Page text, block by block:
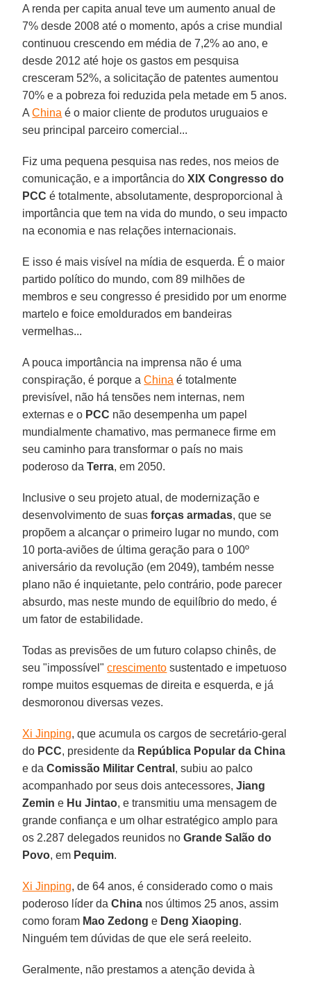
A renda per capita anual teve um aumento anual de
7% desde 2008 até o momento, após a crise mundial
continuou crescendo em média de 7,2% ao ano, e
desde 2012 até hoje os gastos em pesquisa
cresceram 52%, a solicitação de patentes aumentou
70% e a pobreza foi reduzida pela metade em 5 anos.
AChina é o maior cliente de produtos uruguaios e
seu principal parceiro comercial...
Fiz uma pequena pesquisa nas redes, nos meios de
comunicação, e a importância doXIX Congresso do
PCC é totalmente, absolutamente, desproporcional à
importância que tem na vida do mundo, o seu impacto
na economia e nas relações internacionais.
E isso é mais visível na mídia de esquerda. É o maior
partido político do mundo, com 89 milhões de
membros e seu congresso é presidido por um enorme
martelo e foice emoldurados em bandeiras
vermelhas...
A pouca importância na imprensa não é uma
conspiração, é porque aChina é totalmente
previsível, não há tensões nem internas, nem
externas e o PCC não desempenha um papel
mundialmente chamativo, mas permanece firme em
seu caminho para transformar o país no mais
poderoso daTerra, em 2050.
Inclusive o seu projeto atual, de modernização e
desenvolvimento de suasforças armadas, que se
propõem a alcançar o primeiro lugar no mundo, com
10 porta-aviões de última geração para o 100º
aniversário da revolução (em 2049), também nesse
plano não é inquietante, pelo contrário, pode parecer
absurdo, mas neste mundo de equilíbrio do medo, é
um fator de estabilidade.
Todas as previsões de um futuro colapso chinês, de
seu "impossível"crescimento sustentado e impetuoso
rompe muitos esquemas de direita e esquerda, e já
desmoronou diversas vezes.
Xi Jinping, que acumula os cargos de secretário-geral
do PCC, presidente da República Popular da China
e daComissão Militar Central , subiu ao palco
acompanhado por seus dois antecessores,Jiang
Zemin e Hu Jintao, e transmitiu uma mensagem de
grande confiança e um olhar estratégico amplo para
os 2.287 delegados reunidos noGrande Salão do
Povo, em Pequim.
Xi Jinping, de 64 anos, é considerado como o mais
poderoso líder daChina nos últimos 25 anos, assim
como foram Mao Zedong e Deng Xiaoping.
Ninguém tem dúvidas de que ele será reeleito.
Geralmente, não prestamos a atenção devida à